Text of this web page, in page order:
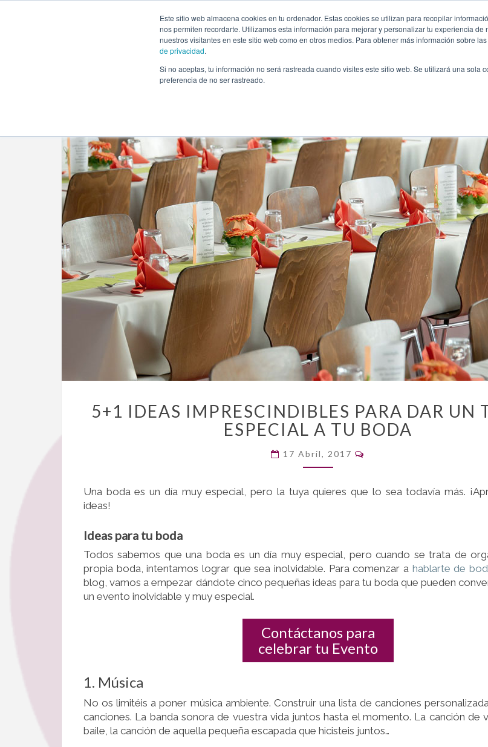
Este sitio web almacena cookies en tu ordenador. Estas cookies se utilizan para recopilar
nos permiten recordarte. Utilizamos esta información para mejorar y personalizar tu experiencia
nuestros visitantes en este sitio web como en otros medios. Para obtener más información sobre
de privacidad.
Si no aceptas, tu información no será rastreada cuando visites este sitio web. Se utilizará una sola
preferencia de no ser rastreado.
INICIO QUIÉNES SOMOS TE
5+1 ideas imprescindibles para dar un toque especial a tu boda
IDEAS
IMPRESCINDIBLES
DAR
TOQUE
BODA
5+1 IDEAS IMPRESCINDIBLES PARA DAR UN
ESPECIAL A TU BODA
17 Abril, 2017
Una boda es un día muy especial, pero la tuya quieres que lo sea todavía más.
ideas!
Ideas para tu boda
Todos sabemos que una boda es un día muy especial, pero cuando se trata de
propia boda, intentamos lograr que sea inolvidable. Para comenzar a hablarte de
blog, vamos a empezar dándote cinco pequeñas ideas para tu boda que pueden
un evento inolvidable y muy especial.
Contáctanos para
celebrar tu Evento
1. Música
No os limitéis a poner música ambiente. Construir una lista de canciones
canciones. La banda sonora de vuestra vida juntos hasta el momento. La canción de
baile, la canción de aquella pequeña escapada que hicisteis juntos…